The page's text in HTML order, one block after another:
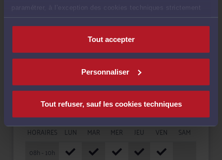
paramétrer, à l’exception des cookies techniques strictement
nécessaires au fonctionnement du site.
Tout accepter
Personnaliser
Tout refuser, sauf les cookies techniques
Rendez-vous
cabinet
Consultation
vidéo
Consultation
téléphonique
HORAIRES LUN MAR MER JEU VEN
SAM
08h - 10h